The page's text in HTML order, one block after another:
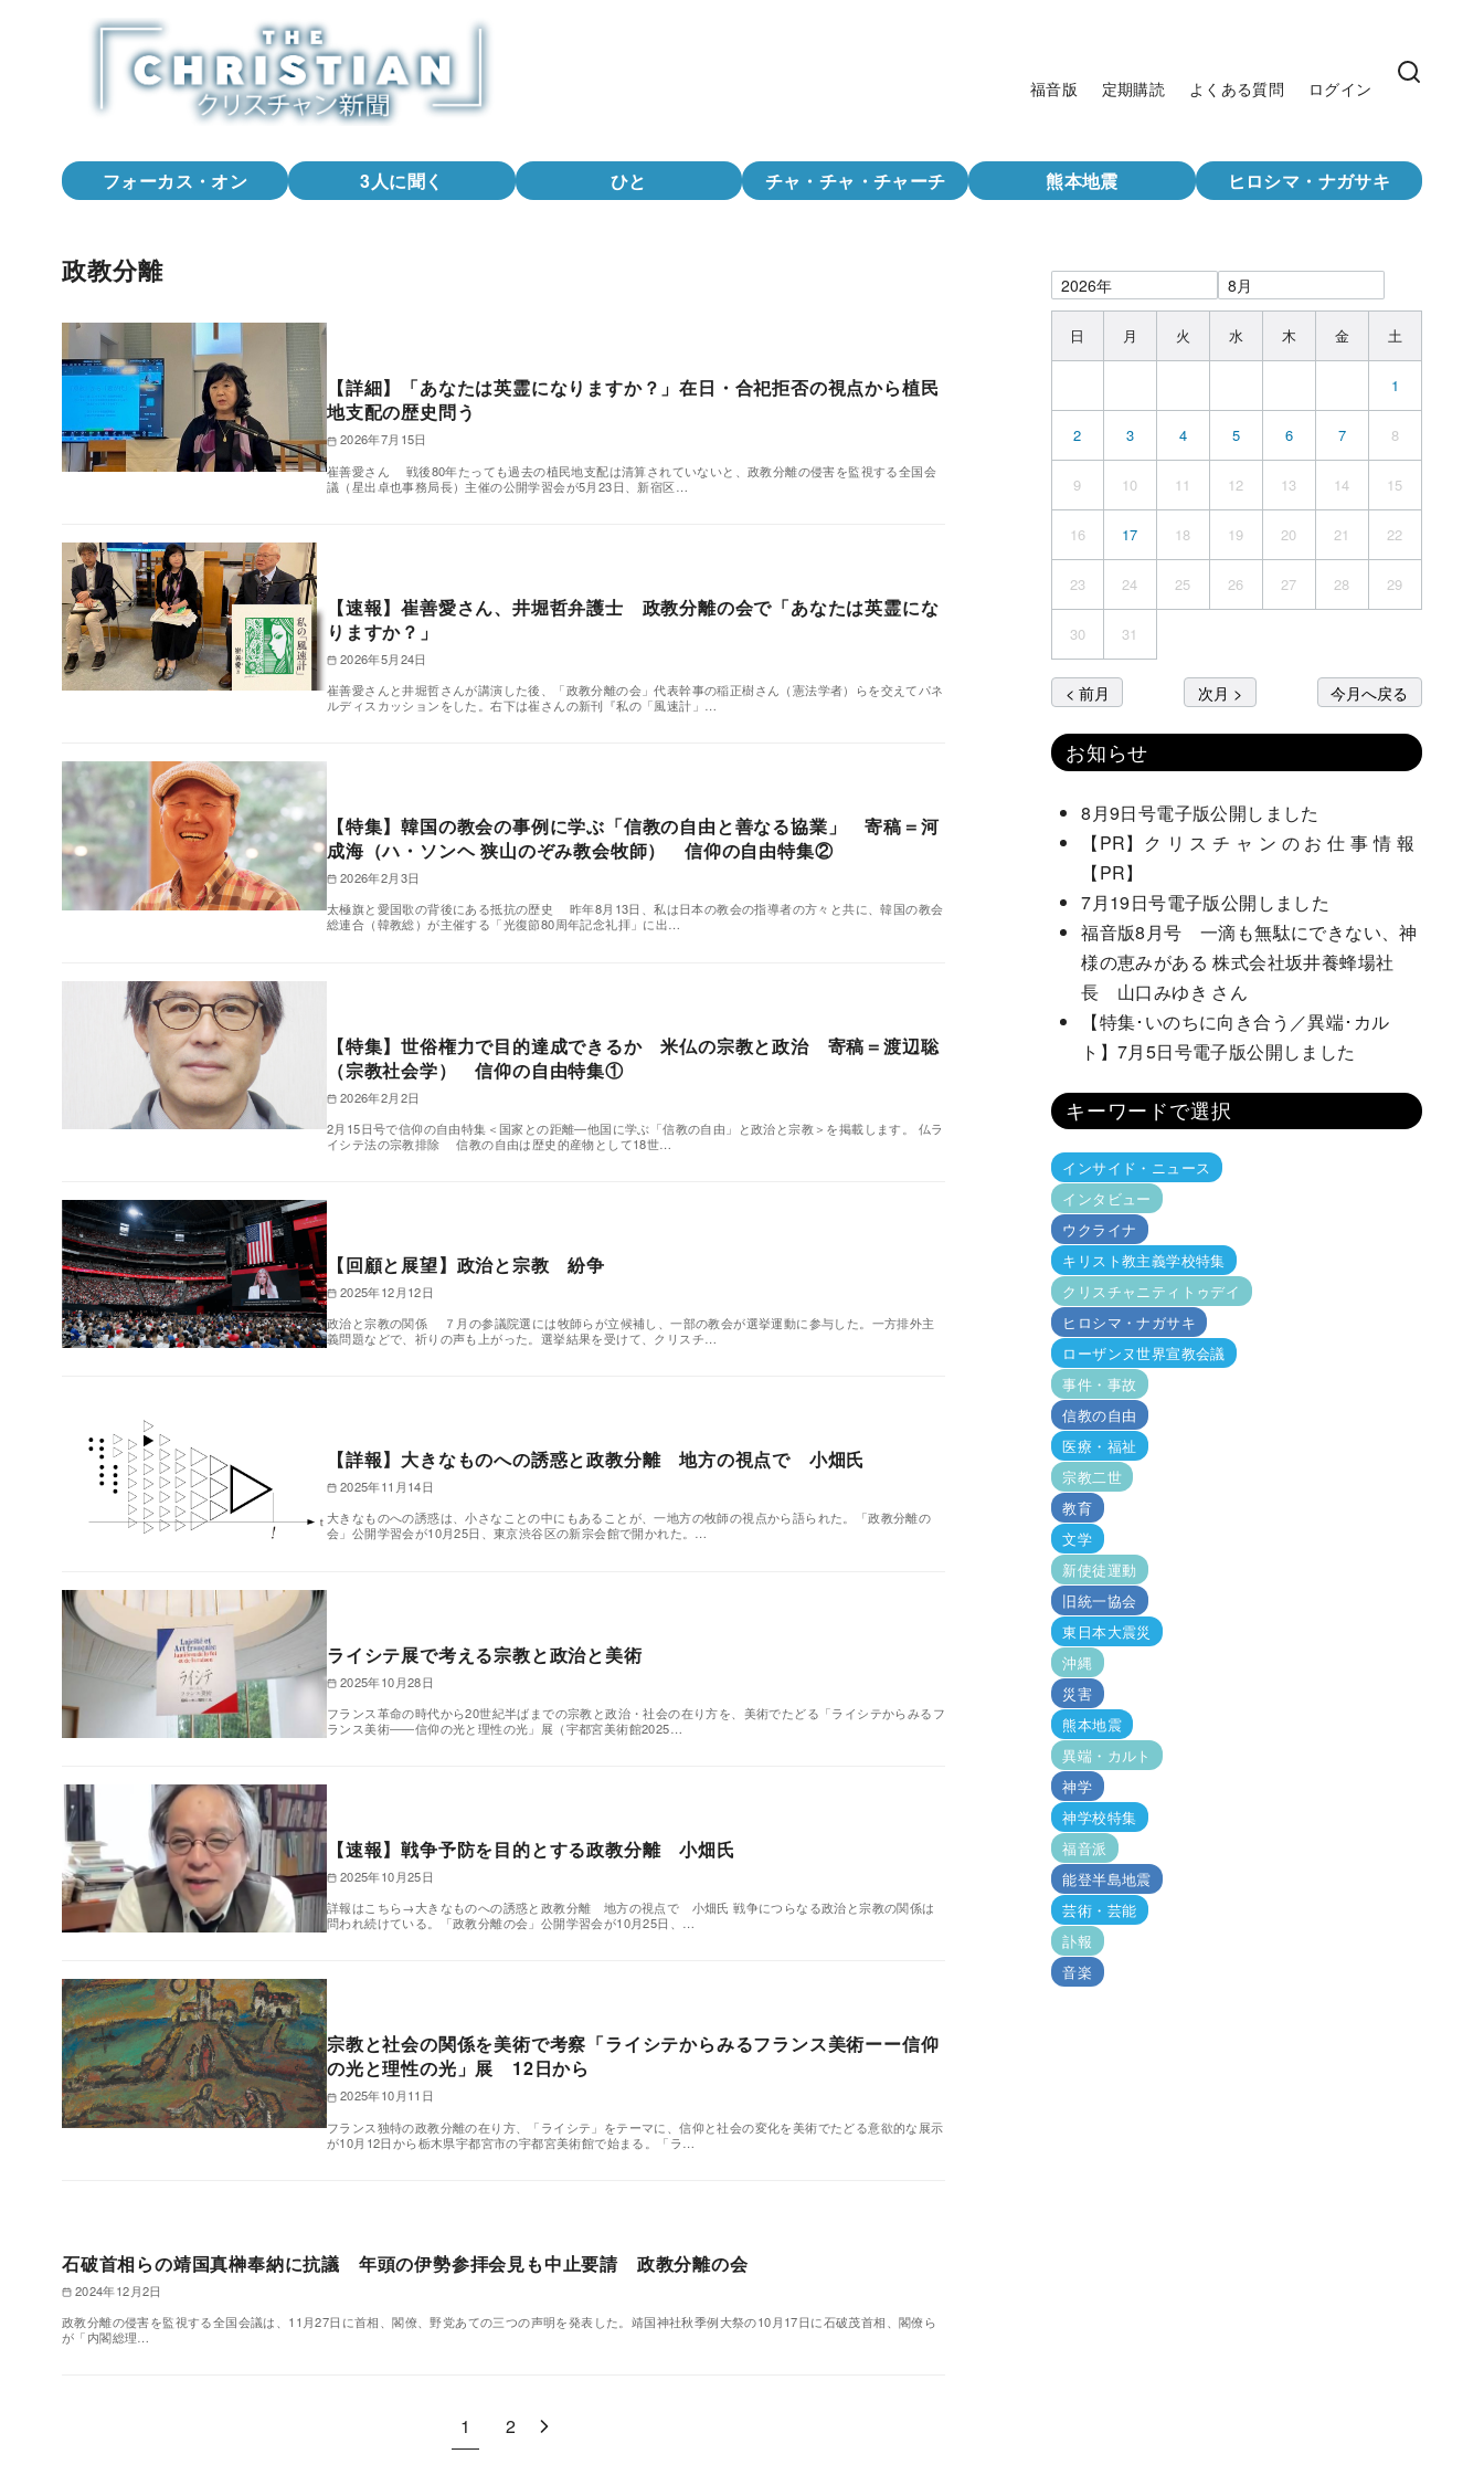
福音版 定期購読 よくある質問 ログイン
フォーカス・オン 3人に聞く ひと チャ・チャ・チャーチ 熊本地震 ヒロシマ・ナガサキ
政教分離
【詳細】「あなたは英霊になりますか？」在日・合祀拒否の視点から植民
地支配の歴史問う
2026年7月15日
崔善愛さん 戦後80年たっても過去の植民地支配は清算されていないと、政教分離の侵害を監視する全国会
議（星出卓也事務局長）主催の公開学習会が5月23日、新宿区…
【速報】崔善愛さん、井堀哲弁護士 政教分離の会で「あなたは英霊にな
りますか？」
2026年5月24日
崔善愛さんと井堀哲さんが講演した後、「政教分離の会」代表幹事の稲正樹さん（憲法学者）らを交えてパネ
ルディスカッションをした。右下は崔さんの新刊『私の「風速計」…
【特集】韓国の教会の事例に学ぶ「信教の自由と善なる協業」 寄稿＝河
成海（ハ・ソンヘ 狭山のぞみ教会牧師） 信仰の自由特集②
2026年2月3日
太極旗と愛国歌の背後にある抵抗の歴史 昨年8月13日、私は日本の教会の指導者の方々と共に、韓国の教会
総連合（韓教総）が主催する「光復節80周年記念礼拝」に出…
【特集】世俗権力で目的達成できるか 米仏の宗教と政治 寄稿＝渡辺聡
（宗教社会学） 信仰の自由特集①
2026年2月2日
2月15日号で信仰の自由特集＜国家との距離―他国に学ぶ「信教の自由」と政治と宗教＞を掲載します。 仏ラ
イシテ法の宗教排除 信教の自由は歴史的産物として18世…
【回顧と展望】政治と宗教 紛争
2025年12月12日
政治と宗教の関係 ７月の参議院選には牧師らが立候補し、一部の教会が選挙運動に参与した。一方排外主
義問題などで、祈りの声も上がった。選挙結果を受けて、クリスチ…
【詳報】大きなものへの誘惑と政教分離 地方の視点で 小畑氏
2025年11月14日
大きなものへの誘惑は、小さなことの中にもあることが、一地方の牧師の視点から語られた。「政教分離の
会」公開学習会が10月25日、東京渋谷区の新宗会館で開かれた。…
ライシテ展で考える宗教と政治と美術
2025年10月28日
フランス革命の時代から20世紀半ばまでの宗教と政治・社会の在り方を、美術でたどる「ライシテからみるフ
ランス美術――信仰の光と理性の光」展（宇都宮美術館2025…
【速報】戦争予防を目的とする政教分離 小畑氏
2025年10月25日
詳報はこちら→大きなものへの誘惑と政教分離 地方の視点で 小畑氏 戦争につらなる政治と宗教の関係は
問われ続けている。「政教分離の会」公開学習会が10月25日、…
宗教と社会の関係を美術で考察「ライシテからみるフランス美術ーー信仰
の光と理性の光」展 12日から
2025年10月11日
フランス独特の政教分離の在り方、「ライシテ」をテーマに、信仰と社会の変化を美術でたどる意欲的な展示
が10月12日から栃木県宇都宮市の宇都宮美術館で始まる。「ラ…
石破首相らの靖国真榊奉納に抗議 年頭の伊勢参拝会見も中止要請 政教分離の会
2024年12月2日
政教分離の侵害を監視する全国会議は、11月27日に首相、閣僚、野党あての三つの声明を発表した。靖国神社秋季例大祭の10月17日に石破茂首相、閣僚ら
が「内閣総理…
1 2
日 月 火 水 木 金 土
1
2 3 4 5 6 7 8
9 10 11 12 13 14 15
16 17 18 19 20 21 22
23 24 25 26 27 28 29
30 31
< 前月 次月 > 今月へ戻る
お知らせ
8月9日号電子版公開しました
【PR】ク リ ス チ ャ ン の お 仕 事 情 報
【PR】
7月19日号電子版公開しました
福音版8月号 一滴も無駄にできない、神
様の恵みがある 株式会社坂井養蜂場社
長 山口みゆき さん
【特集･いのちに向き合う／異端･カル
ト】7月5日号電子版公開しました
キーワードで選択
インサイド・ニュース
インタビュー
ウクライナ
キリスト教主義学校特集
クリスチャニティトゥデイ
ヒロシマ・ナガサキ
ローザンヌ世界宣教会議
事件・事故
信教の自由
医療・福祉
宗教二世
教育
文学
新使徒運動
旧統一協会
東日本大震災
沖縄
災害
熊本地震
異端・カルト
神学
神学校特集
福音派
能登半島地震
芸術・芸能
訃報
音楽